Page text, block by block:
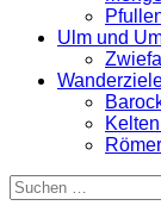
Ulm und